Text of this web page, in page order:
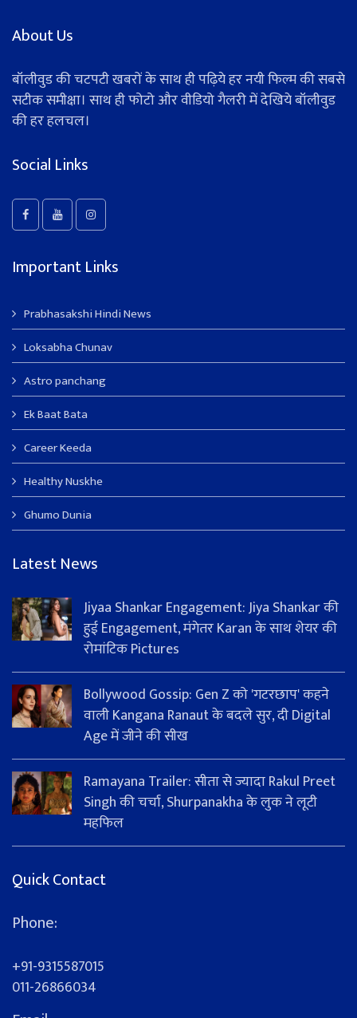
About Us
बॉलीवुड की चटपटी खबरों के साथ ही पढ़िये हर नयी फिल्म की सबसे
सटीक समीक्षा। साथ ही फोटो और वीडियो गैलरी में देखिये बॉलीवुड
की हर हलचल।
Social Links
Important Links
Prabhasakshi Hindi News
Loksabha Chunav
Astro panchang
Ek Baat Bata
Career Keeda
Healthy Nuskhe
Ghumo Dunia
Latest News
Jiyaa Shankar Engagement: Jiya Shankar की
हुई Engagement, मंगेतर Karan के साथ शेयर की
रोमांटिक Pictures
Bollywood Gossip: Gen Z को 'गटरछाप' कहने
वाली Kangana Ranaut के बदले सुर, दी Digital
Age में जीने की सीख
Ramayana Trailer: सीता से ज्यादा Rakul Preet
Singh की चर्चा, Shurpanakha के लुक ने लूटी
महफिल
Quick Contact
Phone:
+91-9315587015
011-26866034